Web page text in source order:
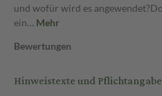
und wofür wird es
ein… Mehr
Bewertungen
Hinweistexte und